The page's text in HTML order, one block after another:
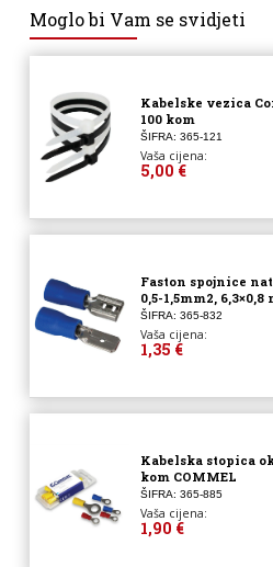
Moglo bi Vam se svidjeti
Kabelske vezica
100 kom
ŠIFRA: 365-121
Vaša cijena:
5,00 €
Faston spojnice
0,5-1,5mm2,
ŠIFRA: 365-832
Vaša cijena:
1,35 €
Kabelska stopica
kom COMMEL
ŠIFRA: 365-885
Vaša cijena:
1,90 €